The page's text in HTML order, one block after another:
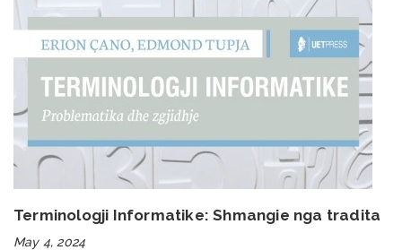
Terminologji Informatike: Shmangie nga tradita
May 4, 2024